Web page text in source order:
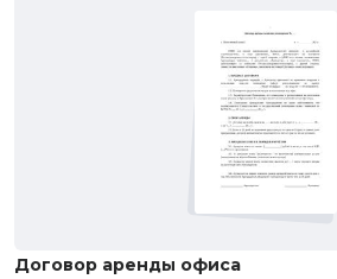
Договор аренды офиса